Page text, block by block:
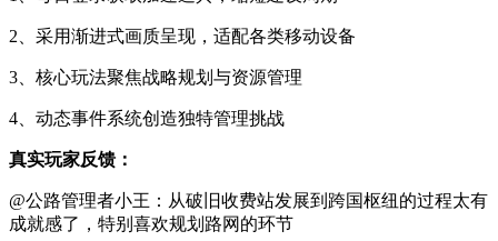
2、采用渐进式画质呈现，适配各类移动设备
3、核心玩法聚焦战略规划与资源管理
4、动态事件系统创造独特管理挑战
真实玩家反馈：
@公路管理者小王：从破旧收费站发展到跨国枢纽的过程太有
成就感了，特别喜欢规划路网的环节